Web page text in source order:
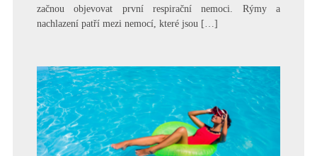
začnou objevovat první respirační nemoci. Rýmy a
nachlazení patří mezi nemocí, které jsou […]